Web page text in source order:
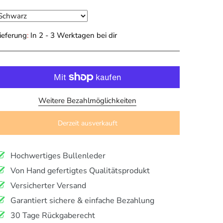
: In 2 - 3 Werktagen bei dir
Weitere Bezahlmöglichkeiten
Derzeit ausverkauft
Hochwertiges Bullenleder
Von Hand gefertigtes Qualitätsprodukt
Versicherter Versand
Garantiert sichere & einfache Bezahlung
30 Tage Rückgaberecht